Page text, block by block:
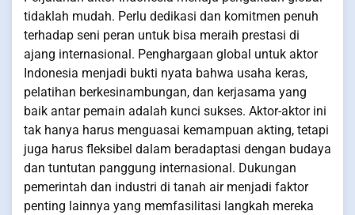
tidaklah mudah. Perlu dedikasi dan komitmen penuh
terhadap seni peran untuk bisa meraih prestasi di
ajang internasional. Penghargaan global untuk aktor
Indonesia menjadi bukti nyata bahwa usaha keras,
pelatihan berkesinambungan, dan kerjasama yang
baik antar pemain adalah kunci sukses. Aktor-aktor ini
tak hanya harus menguasai kemampuan akting, tetapi
juga harus fleksibel dalam beradaptasi dengan budaya
dan tuntutan panggung internasional. Dukungan
pemerintah dan industri di tanah air menjadi faktor
penting lainnya yang memfasilitasi langkah mereka